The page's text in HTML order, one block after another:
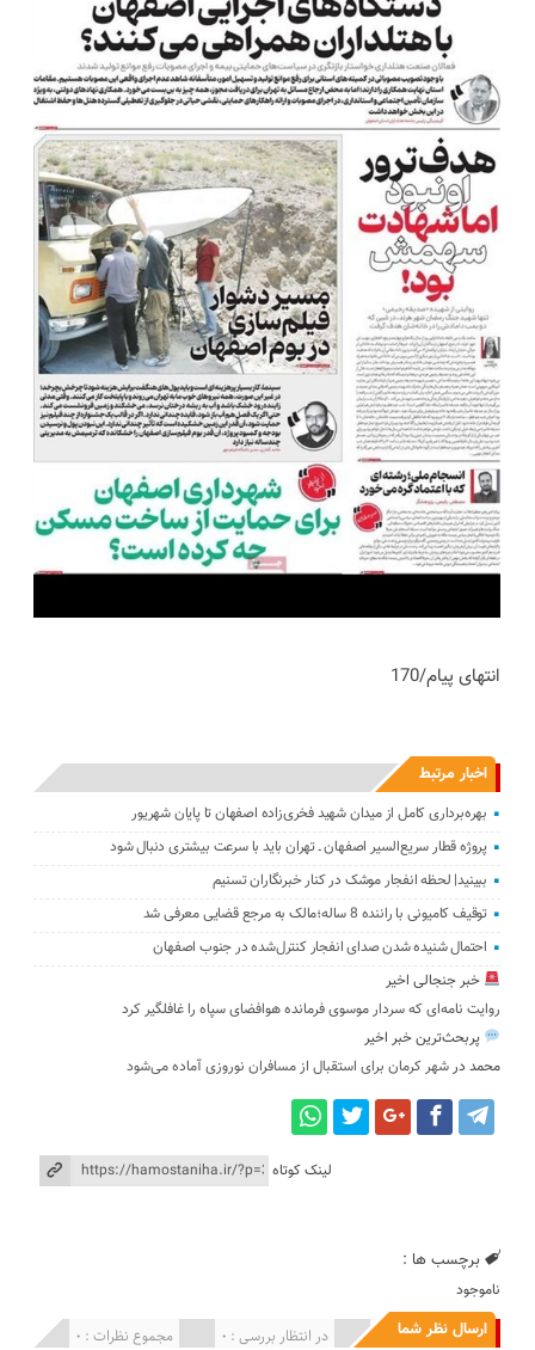
انتهای پیام/170
اخبار مرتبط
بهره‌برداری کامل از میدان شهید فخری‌زاده اصفهان تا پایان شهریور
پروژه قطار سریع‌السیر اصفهان ـ تهران باید با سرعت بیشتری دنبال شود
ببینید| لحظه انفجار موشک‌ در کنار خبرنگاران تسنیم
توقیف کامیونی با راننده 8 ساله؛مالک به مرجع قضایی معرفی شد
احتمال شنیده شدن صدای انفجار کنترل‌شده در جنوب اصفهان
خبر جنجالی اخیر
روایت نامه‌ای که سردار موسوی فرمانده هوافضای سپاه را غافلگیر کرد
پربحث‌ترین خبر اخیر
محمد درشهر کرمان برای استقبال از مسافران نوروزی آماده می‌شود
لینک کوتاه
برچسب ها :
ناموجود
ارسال نظر شما مجموع نظرات : 0 در انتظار بررسی : 0 انتشار یافته : 0